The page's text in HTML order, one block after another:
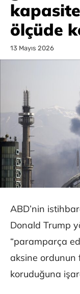
ölçüde
13 Mayıs 2026
ABD’nin
Donald Trump
“paramparça
aksine ordunun
koruduğuna